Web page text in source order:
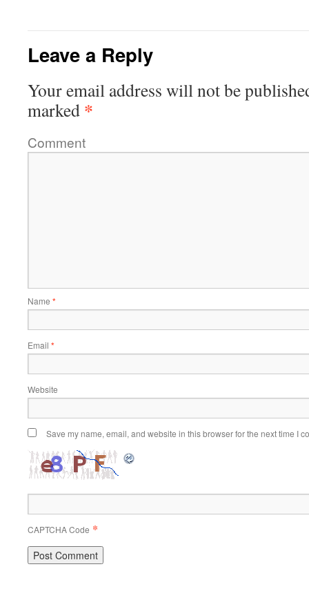
Leave a Reply
Your email address will not be
marked *
Comment
Name *
Email *
Website
Save my name, email, and website in this browser for the next time I
CAPTCHA Code *